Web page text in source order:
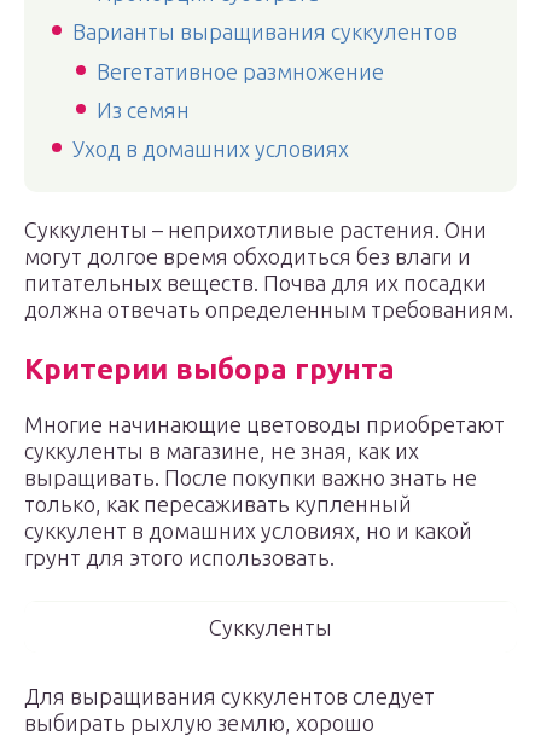
Варианты выращивания суккулентов
Вегетативное размножение
Из семян
Уход в домашних условиях
Суккуленты – неприхотливые растения. Они
могут долгое время обходиться без влаги и
питательных веществ. Почва для их посадки
должна отвечать определенным требованиям.
Критерии выбора грунта
Многие начинающие цветоводы приобретают
суккуленты в магазине, не зная, как их
выращивать. После покупки важно знать не
только, как пересаживать купленный
суккулент в домашних условиях, но и какой
грунт для этого использовать.
Суккуленты
Для выращивания суккулентов следует
выбирать рыхлую землю, хорошо